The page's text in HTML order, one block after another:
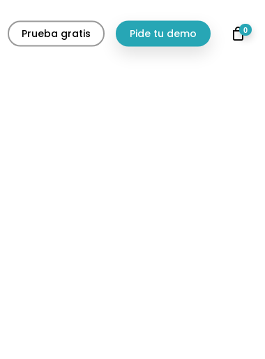
Prueba gratis Pide tu demo 0